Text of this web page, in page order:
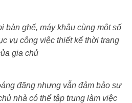
bàn ghế, máy khâu cùng một số
vụ công việc thiết kế thời trang
gia chủ
đãng nhưng vẫn đảm bảo sự
nhà có thể tập trung làm việc